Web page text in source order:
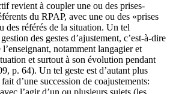
revient à coupler une ou des prises-
du RPAP, avec une ou des «prises
des référés de la situation. Un tel
des gestes d’ajustement, c’est-à-dire
notamment langagier et
et surtout à son évolution pendant
p. 64). Un tel geste est d’autant plus
d’une succession de coajustements: